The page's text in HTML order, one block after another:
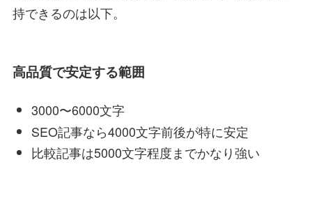
持できるのは以下。
高品質で安定する範囲
3000〜6000文字
SEO記事なら4000文字前後が特に安定
比較記事は5000文字程度までかなり強い